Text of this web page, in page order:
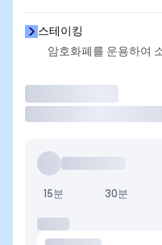
스테이킹
암호화폐를 운용하여
15분 30분